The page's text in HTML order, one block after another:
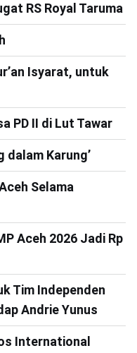
RS Royal Taruma
Isyarat, untuk
PD II di Lut Tawar
dalam Karung’
Selama
Aceh 2026 Jadi Rp
Tim Independen
Andrie Yunus
International